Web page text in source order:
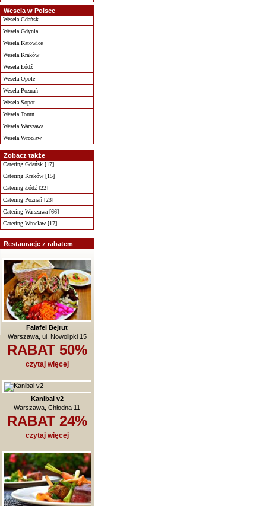
Wesela w Polsce
Wesela Gdańsk
Wesela Gdynia
Wesela Katowice
Wesela Kraków
Wesela Łódź
Wesela Opole
Wesela Poznań
Wesela Sopot
Wesela Toruń
Wesela Warszawa
Wesela Wrocław
Zobacz także
Catering Gdańsk [17]
Catering Kraków [15]
Catering Łódź [22]
Catering Poznań [23]
Catering Warszawa [66]
Catering Wrocław [17]
Restauracje z rabatem
Falafel Bejrut
Warszawa, ul. Nowolipki 15
RABAT 50%
czytaj więcej
Kanibal v2
Warszawa, Chłodna 11
RABAT 24%
czytaj więcej